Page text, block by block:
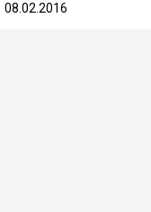
08.02.2016